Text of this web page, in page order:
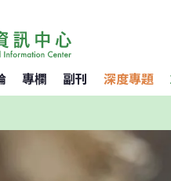
專欄 副刊 深度專題